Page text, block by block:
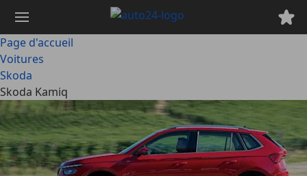
contenu
principal
Page d'accueil
Voitures
Skoda
Skoda Kamiq